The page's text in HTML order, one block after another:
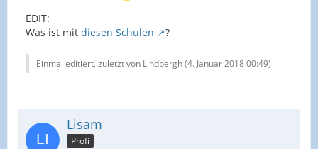
EDIT:
Was ist mit diesen Schulen ?
Einmal editiert, zuletzt von Lindbergh (4. Januar 2018 00:49)
Lisam
Profi